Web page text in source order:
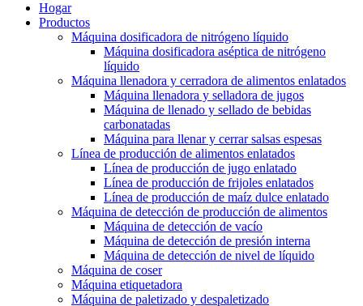
Hogar
Productos
Máquina dosificadora de nitrógeno líquido
Máquina dosificadora aséptica de nitrógeno
líquido
Máquina llenadora y cerradora de alimentos enlatados
Máquina llenadora y selladora de jugos
Máquina de llenado y sellado de bebidas
carbonatadas
Máquina para llenar y cerrar salsas espesas
Línea de producción de alimentos enlatados
Línea de producción de jugo enlatado
Línea de producción de frijoles enlatados
Línea de producción de maíz dulce enlatado
Máquina de detección de producción de alimentos
Máquina de detección de vacío
Máquina de detección de presión interna
Máquina de detección de nivel de líquido
Máquina de coser
Máquina etiquetadora
Máquina de paletizado y despaletizado